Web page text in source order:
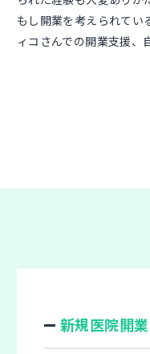
もし開業を考えられてい
ィコさんでの開業支援、
新規医院開